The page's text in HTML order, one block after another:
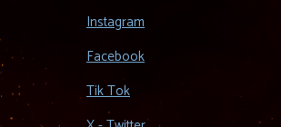
Instagram
Facebook
Tik Tok